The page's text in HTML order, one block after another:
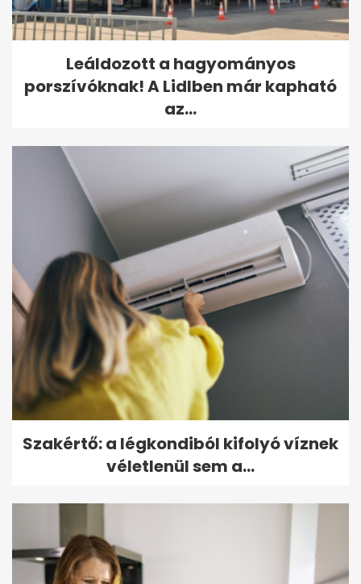
Leáldozott a hagyományos
porszívóknak! A Lidlben már kapható
az...
Szakértő: a légkondiból kifolyó víznek
véletlenül sem a...